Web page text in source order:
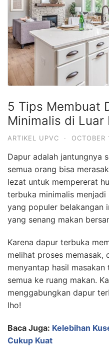
5 Tips Membuat
Minimalis di Luar
ARTIKEL UPVC ·
Dapur adalah jantungnya
semua orang bisa
lezat untuk mempererat
terbuka minimalis
yang populer belakangan
yang senang makan
Karena dapur terbuka
melihat proses memasak,
menyantap hasil
semua ke ruang makan.
menggabungkan dapur
lho!
Baca Juga: Kelebihan
Cukup Kuat